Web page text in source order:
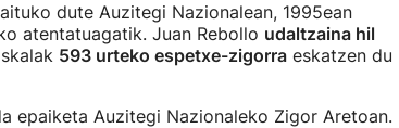
dute Auzitegi Nazionalean, 1995ean
atentatuagatik. Juan Rebollo udaltzaina hil
593 urteko espetxe-zigorraeskatzen du
epaiketa Auzitegi Nazionaleko Zigor Aretoan.